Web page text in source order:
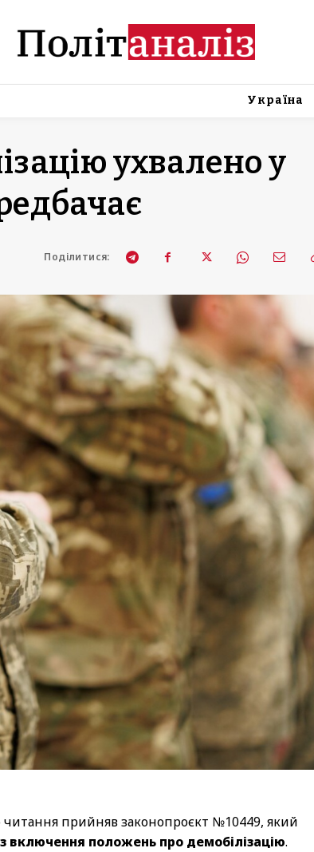
Україна
ухвалено у
Поділитися:
читання прийняв законопроєкт №10449, який
включення положень про демобілізацію.